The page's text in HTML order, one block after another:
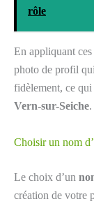
rôle
En appliquant
photo de profil
fidèlement, ce qui
Vern-sur-Seiche.
Choisir un nom
Le choix d’un
création de votre